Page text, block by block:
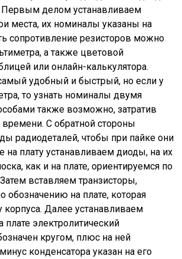
Первым делом устанавливаем
места, их номиналы указаны на
сопротивление резисторов можно
а также цветовой
или онлайн-калькулятора.
удобный и быстрый, но если у
то узнать номиналы двумя
также возможно, затратив
С обратной стороны
радиодеталей, чтобы при пайке они
на плату устанавливаем диоды, на их
как и на плате, ориентируемся по
Затем вставляем транзисторы,
обозначению на плате, которая
корпуса. Далее устанавливаем
плате электролитический
кругом, плюс на ней
конденсатора указан на его